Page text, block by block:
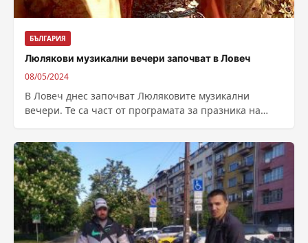
БЪЛГАРИЯ
Люлякови музикални вечери започват в Ловеч
08/05/2024
В Ловеч днес започват Люляковите музикални
вечери. Те са част от програмата за празника на